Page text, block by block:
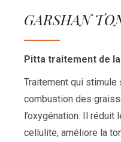
GARSHAN
Pitta traitement de
Traitement qui
combustion des
l’oxygénation. Il
cellulite, améliore la